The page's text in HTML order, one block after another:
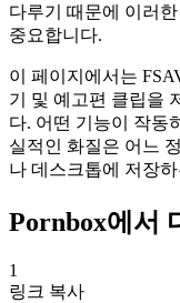
다루기 때문에 이러
중요합니다.
이 페이지에서는
기 및 예고편 클립을
다. 어떤 기능이 작동
실적인 화질은 어느
나 데스크톱에 저장
Pornbox에서
1
링크 복사